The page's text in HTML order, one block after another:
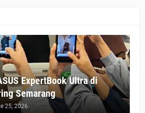
ExpertBook Ultra di
Semarang
25, 2026